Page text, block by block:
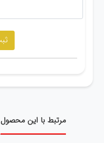
مرتبط با این محصول